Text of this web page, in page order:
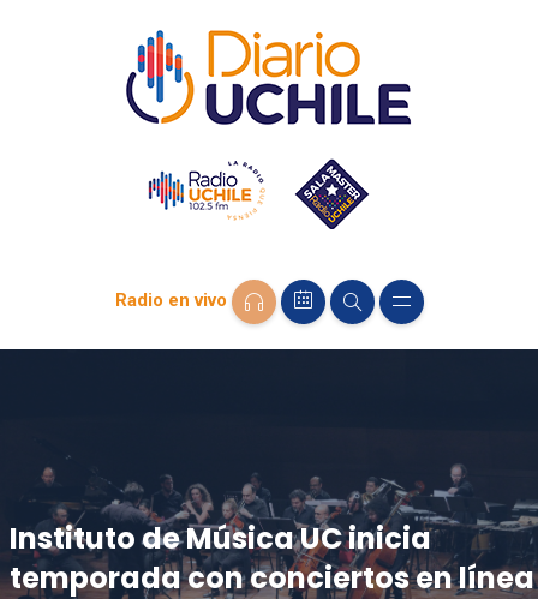
Radio en vivo
Instituto de Música UC inicia
temporada con conciertos en línea